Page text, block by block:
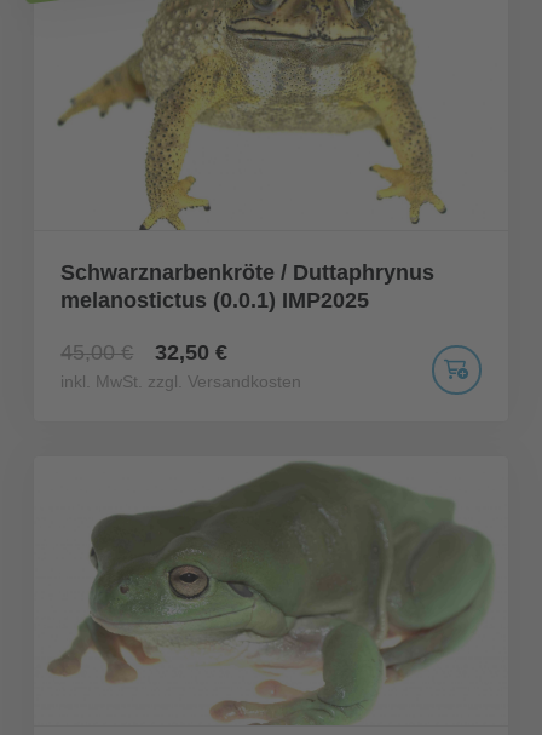
Schwarznarbenkröte / Duttaphrynus
melanostictus (0.0.1) IMP2025
45,00 € 32,50 €
inkl. MwSt. zzgl. Versandkosten